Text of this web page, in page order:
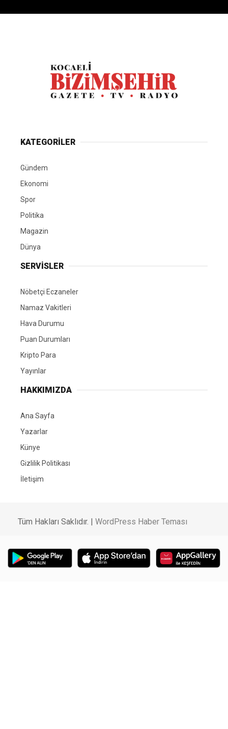
KATEGORİLER
Gündem
Ekonomi
Spor
Politika
Magazin
Dünya
SERVİSLER
Nöbetçi Eczaneler
Namaz Vakitleri
Hava Durumu
Puan Durumları
Kripto Para
Yayınlar
HAKKIMIZDA
Ana Sayfa
Yazarlar
Künye
Gizlilik Politikası
İletişim
Tüm Hakları Saklıdır. | WordPress Haber Teması